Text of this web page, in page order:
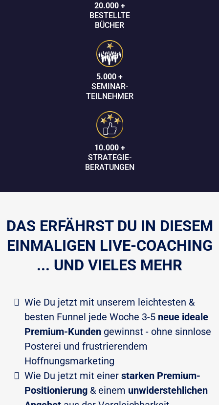
20.000 +
BESTELLTE
BÜCHER
5.000 +
SEMINAR-
TEILNEHMER
10.000 +
STRATEGIE-
BERATUNGEN
DAS ERFÄHRST DU IN DIESEM
EINMALIGEN LIVE-COACHING
... UND VIELES MEHR
Wie Du jetzt mit unserem leichtesten &
besten Funnel jede Woche 3-5 neue ideale
Premium-Kunden gewinnst - ohne sinnlose
Posterei und frustrierendem
Hoffnungsmarketing
Wie Du jetzt mit einer starken Premium-
Positionierung & einem unwiderstehlichen